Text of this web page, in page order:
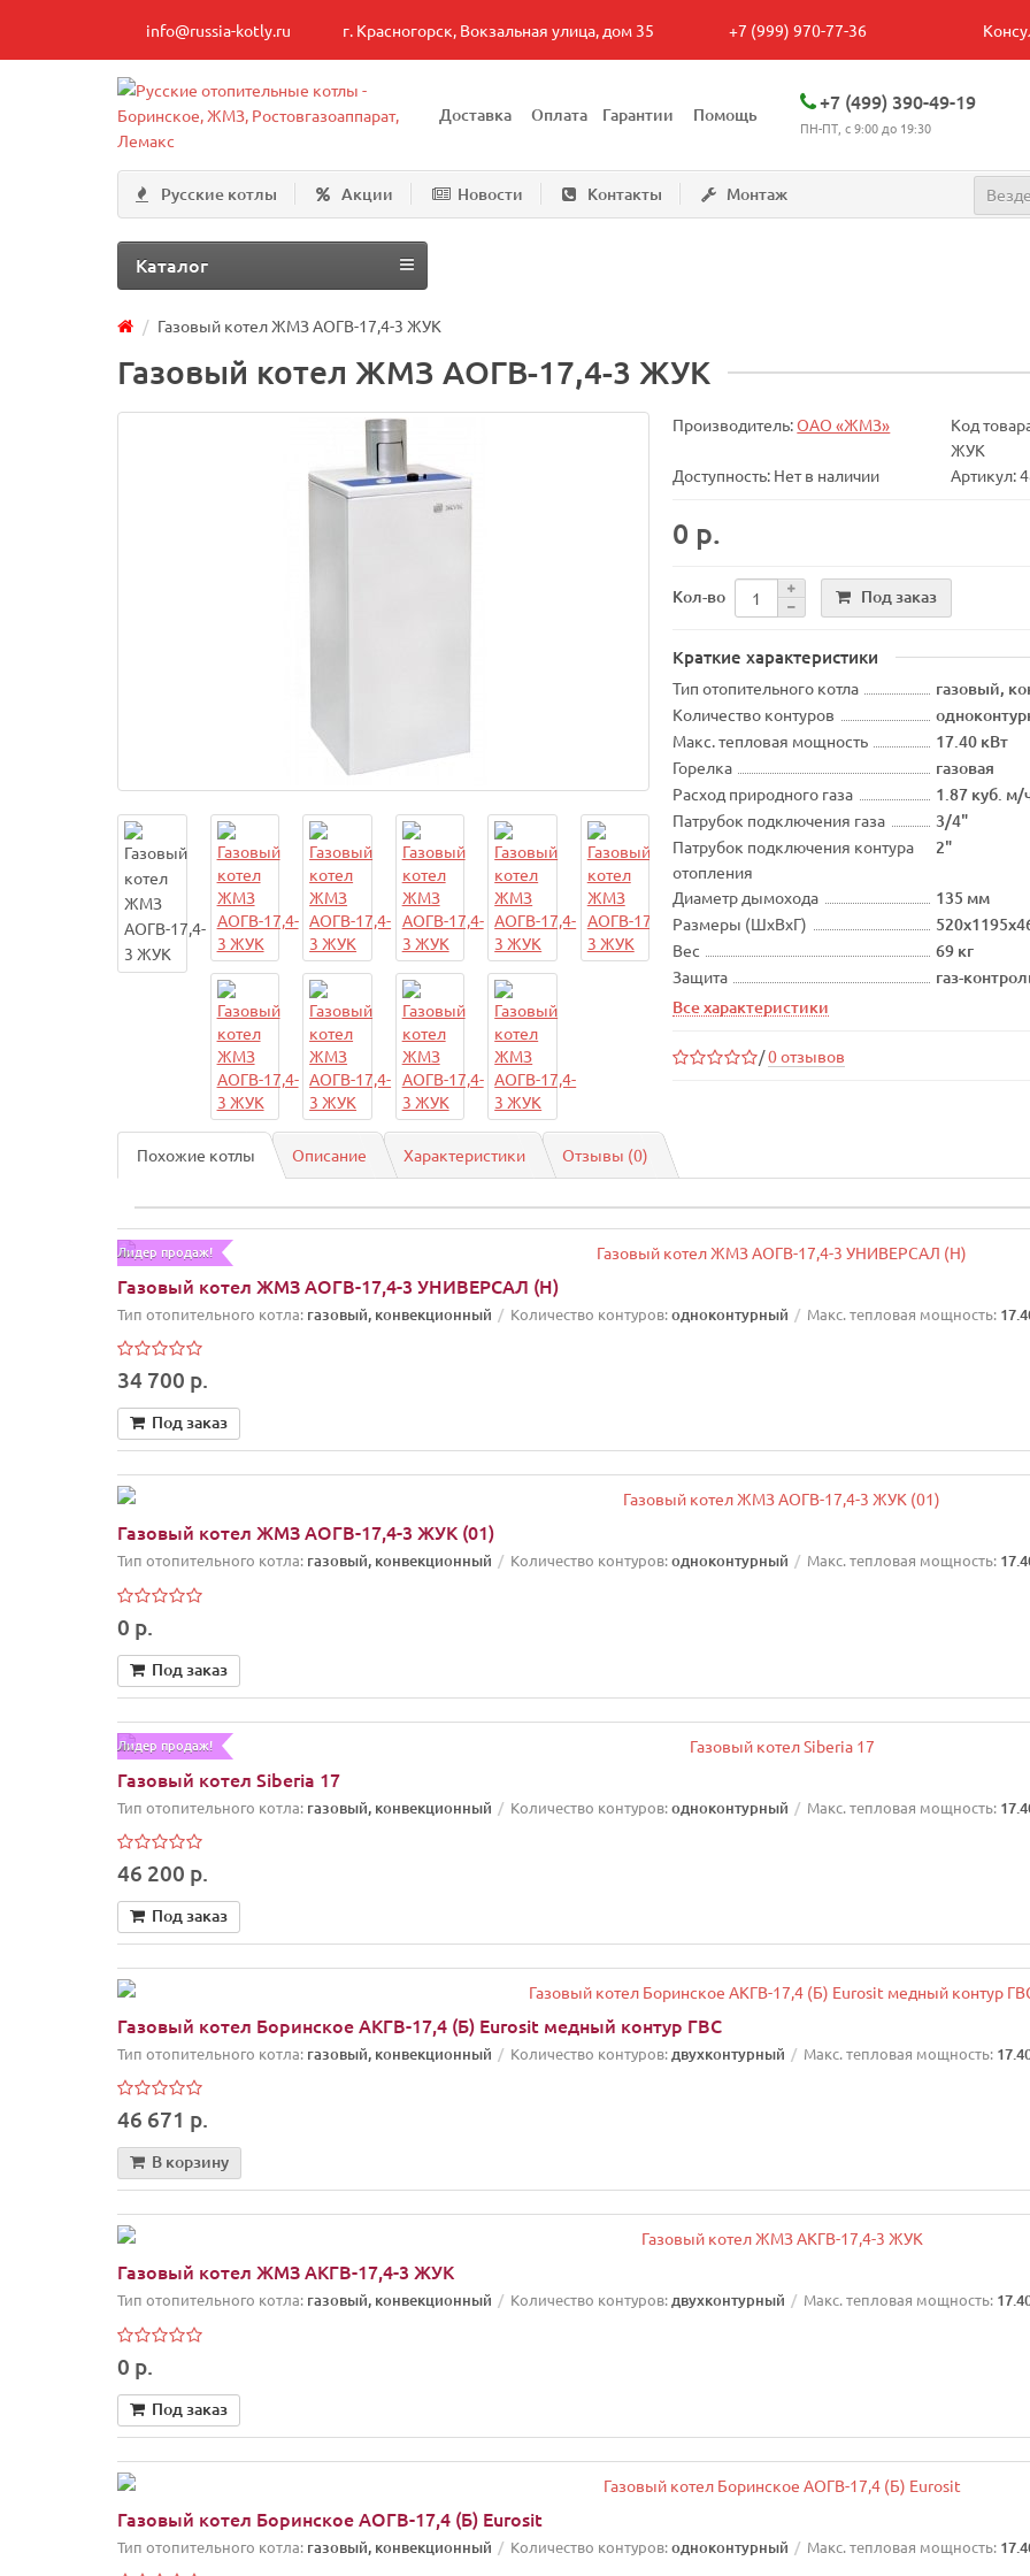
info@russia-kotly.ru г. Красногорск, Вокзальная улица, дом 35 +7 (999) 970-77-36
Доставка Оплата Гарантии Помощь
+7 (499) 390-49-19
ПН-ПТ, с 9:00 до 19:30
Русские котлы Акции Новости Контакты Монтаж
Каталог
Газовый котел ЖМЗ АОГВ-17,4-3 ЖУК
Газовый котел ЖМЗ АОГВ-17,4-3 ЖУК
Производитель:ОАО «ЖМЗ»
Код
ЖУК
Доступность: Нет в наличии
Артикул:
0 р.
Кол-во Под заказ
Краткие характеристики
Тип отопительного котла газовый,
Количество контуров
Макс. тепловая мощность 17.40 кВт
Горелка газовая
Расход природного газа 1.87 куб. м/
Патрубок подключения газа 3/4"
Патрубок подключения контура
отопления
2"
Диаметр дымохода 135 мм
Размеры (ШхВхГ)
Вес 69 кг
Защита
газ-
Все характеристики
/0 отзывов
Похожие котлы Описание Характеристики Отзывы (0)
Лидер продаж!
Газовый котел ЖМЗ АОГВ-17,4-3 УНИВЕРСАЛ (Н)
Тип отопительного котла: газовый, конвекционный Количество контуров:одноконтурный Макс. тепловая мощность:
34 700 р.
Под заказ
Газовый котел ЖМЗ АОГВ-17,4-3 ЖУК (01)
Тип отопительного котла: газовый, конвекционный Количество контуров:одноконтурный Макс. тепловая мощность:
0 р.
Под заказ
Лидер продаж!
Газовый котел Siberia 17
Тип отопительного котла: газовый, конвекционный Количество контуров:одноконтурный Макс. тепловая мощность:
46 200 р.
Под заказ
Газовый котел Боринское АКГВ-17,4 (Б) Eurosit медный контур ГВС
Тип отопительного котла: газовый, конвекционный Количество контуров:двухконтурный Макс. тепловая мощность:
46 671 р.
В корзину
Газовый котел ЖМЗ АКГВ-17,4-3 ЖУК
Тип отопительного котла: газовый, конвекционный Количество контуров:двухконтурный Макс. тепловая мощность:
0 р.
Под заказ
Газовый котел Боринское АОГВ-17,4 (Б) Eurosit
Тип отопительного котла: газовый, конвекционный Количество контуров:одноконтурный Макс. тепловая мощность: